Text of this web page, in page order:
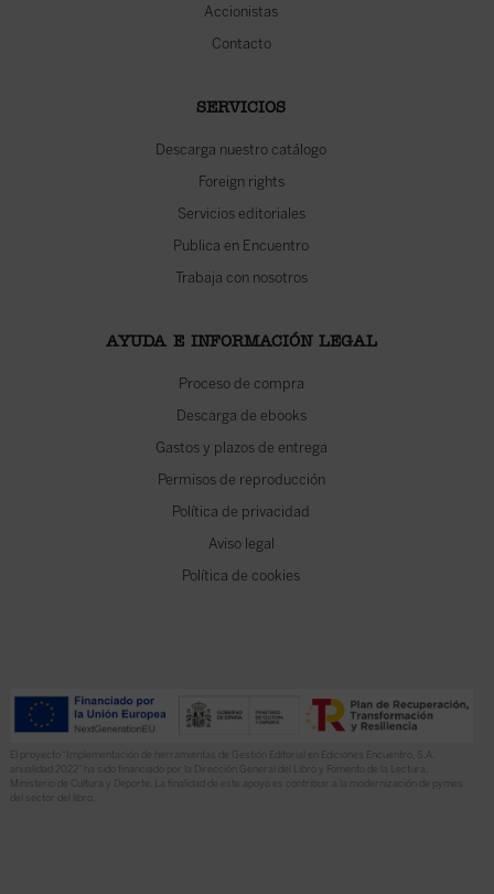
Accionistas
Contacto
SERVICIOS
Descarga nuestro catálogo
Foreign rights
Servicios editoriales
Publica en Encuentro
Trabaja con nosotros
AYUDA E INFORMACIÓN LEGAL
Proceso de compra
Descarga de ebooks
Gastos y plazos de entrega
Permisos de reproducción
Política de privacidad
Aviso legal
Política de cookies
El proyecto “Implementación de herramientas de Gestión Editorial en Ediciones Encuentro, S.A.
anualidad 2022” ha sido financiado por la Dirección General del Libro y Fomento de la Lectura,
Ministerio de Cultura y Deporte. La finalidad de este apoyo es contribuir a la modernización de pymes
del sector del libro.